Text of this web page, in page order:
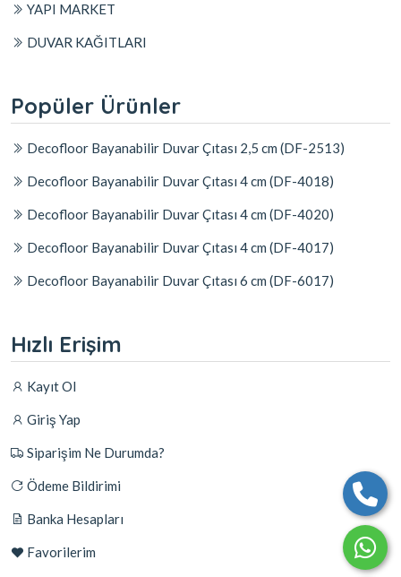
YAPI MARKET
DUVAR KAĞITLARI
Popüler Ürünler
Decofloor Bayanabilir Duvar Çıtası 2,5 cm (DF-2513)
Decofloor Bayanabilir Duvar Çıtası 4 cm (DF-4018)
Decofloor Bayanabilir Duvar Çıtası 4 cm (DF-4020)
Decofloor Bayanabilir Duvar Çıtası 4 cm (DF-4017)
Decofloor Bayanabilir Duvar Çıtası 6 cm (DF-6017)
Hızlı Erişim
Kayıt Ol
Giriş Yap
Siparişim Ne Durumda?
Ödeme Bildirimi
Banka Hesapları
Favorilerim